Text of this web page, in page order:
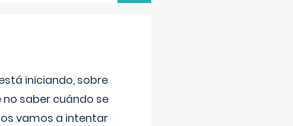
iniciando, sobre
saber cuándo se
vamos a intentar